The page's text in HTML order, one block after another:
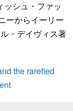
ッシュ・ファッ
ーからイーリー
・デイヴィス著
the rarefied